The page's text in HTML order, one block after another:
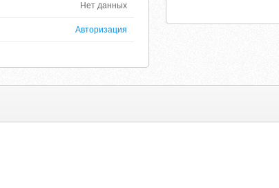
Нет данных
Авторизация